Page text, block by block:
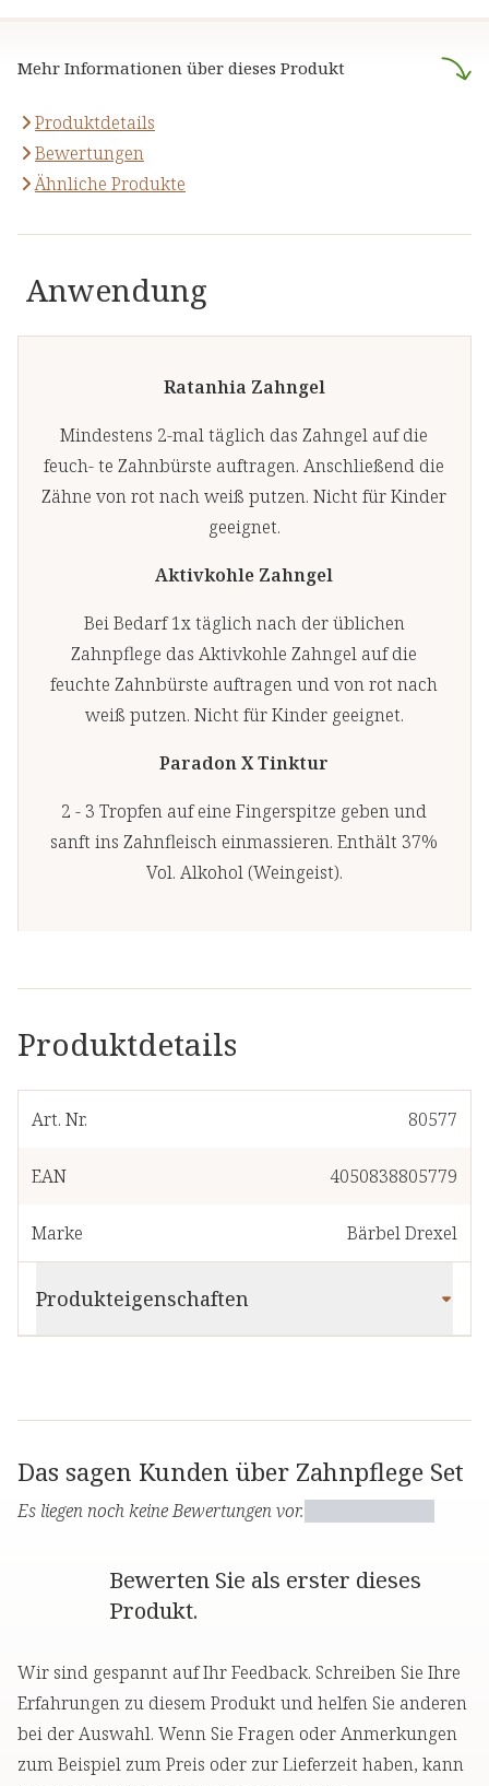
Wohlbefinden.
Mehr Informationen über dieses Produkt
Produktdetails
Bewertungen
Ähnliche Produkte
Anwendung
Ratanhia Zahngel
Mindestens 2-mal täglich das Zahngel auf die
feuch- te Zahnbürste auftragen. Anschließend die
Zähne von rot nach weiß putzen. Nicht für Kinder
geeignet.
Aktivkohle Zahngel
Bei Bedarf 1x täglich nach der üblichen
Zahnpflege das Aktivkohle Zahngel auf die
feuchte Zahnbürste auftragen und von rot nach
weiß putzen. Nicht für Kinder geeignet.
Paradon X Tinktur
2 - 3 Tropfen auf eine Fingerspitze geben und
sanft ins Zahnfleisch einmassieren. Enthält 37%
Vol. Alkohol (Weingeist).
Produktdetails
Art. Nr. 80577
EAN 4050838805779
Marke Bärbel Drexel
Produkteigenschaften
stützen.
Das sagen Kunden über Zahnpflege Set
Es liegen noch keine Bewertungen vor.
Bewerten Sie als erster dieses
Produkt.
Wir sind gespannt auf Ihr Feedback. Schreiben Sie Ihre
Erfahrungen zu diesem Produkt und helfen Sie anderen
bei der Auswahl. Wenn Sie Fragen oder Anmerkungen
zum Beispiel zum Preis oder zur Lieferzeit haben, kann